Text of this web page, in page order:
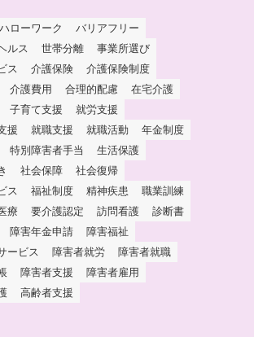
ハローワーク
バリアフリー
ルス
世帯分離
事業所選び
ス
介護保険
介護保険制度
介護費用 合理的配慮
在宅介護
子育て支援
就労支援
援
就職支援 就職活動
年金制度
特別障害者手当
生活保護
社会保障
社会復帰
ス
福祉制度 精神疾患
職業訓練
療
要介護認定 訪問看護
診断書
障害年金申請
障害福祉
ービス
障害者就労
障害者就職
障害者支援
障害者雇用
高齢者支援